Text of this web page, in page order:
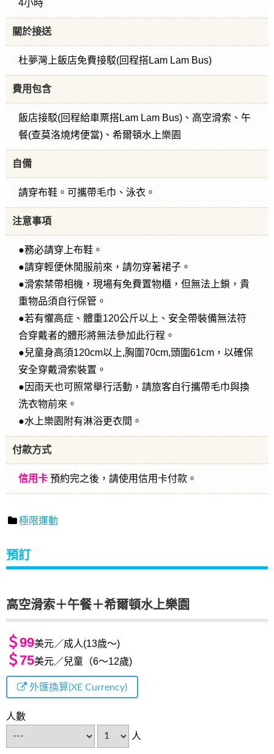
4小時
關於接送
杜夢灣上飯店免費接駁(回程搭Lam Lam Bus)
費用包含
飯店接駁(回程給車票搭Lam Lam Bus)、高空滑索、午
餐(查莫洛燒烤便當)、希爾頓水上樂園
自備
請穿布鞋。可攜帶毛巾、泳衣。
注意事項
●務必請穿上布鞋。
●請穿輕便休閒服前來，請勿穿著裙子。
●滑索禁帶相機，現場有免費置物櫃，但無法上鎖，貴
重物品須自行保管。
●若有懼高症、體重120公斤以上、安全帶裝備無法符
合穿戴者的體形將無法參加此行程。
●兒童身高須120cm以上,胸圍70cm,頭圍61cm，以確保
安全穿戴滑索裝置。
●因雨天也可照常舉行活動，請旅客自行攜帶毛巾與換
洗衣物前來。
●水上樂園附有淋浴更衣間。
付款方式
信用卡 預約完之後，請使用信用卡付款。
極限運動
預訂
高空滑索＋午餐＋希爾頓水上樂園
＄99美元／成人(13歳～)
＄75美元／兒童（6～12歲)
外匯換算(XE Currency)
人數
人